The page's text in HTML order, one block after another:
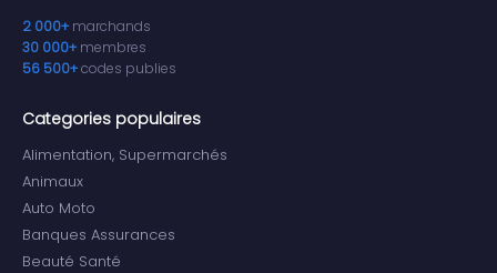
2 000+ marchands
30 000+ membres
56 500+codes publies
Categories populaires
Alimentation, Supermarchés
Animaux
Auto Moto
Banques Assurances
Beauté Santé